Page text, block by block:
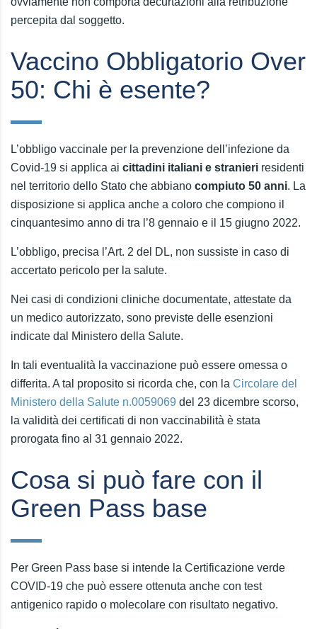
percepita dal soggetto.
Vaccino Obbligatorio Over
50: Chi è esente?
L’obbligo vaccinale per la prevenzione dell’infezione da
Covid-19 si applica ai cittadini italiani e stranieri residenti
nel territorio dello Stato che abbiano compiuto 50 anni. La
disposizione si applica anche a coloro che compiono il
cinquantesimo anno di tra l’8 gennaio e il 15 giugno 2022.
L’obbligo, precisa l’Art. 2 del DL, non sussiste in caso di
accertato pericolo per la salute.
Nei casi di condizioni cliniche documentate, attestate da
un medico autorizzato, sono previste delle esenzioni
indicate dal Ministero della Salute.
In tali eventualità la vaccinazione può essere omessa o
differita. A tal proposito si ricorda che, con la Circolare del
Ministero della Salute n.0059069 del 23 dicembre scorso,
la validità dei certificati di non vaccinabilità è stata
prorogata fino al 31 gennaio 2022.
Cosa si può fare con il
Green Pass base
Per Green Pass base si intende la Certificazione verde
COVID-19 che può essere ottenuta anche con test
antigenico rapido o molecolare con risultato negativo.